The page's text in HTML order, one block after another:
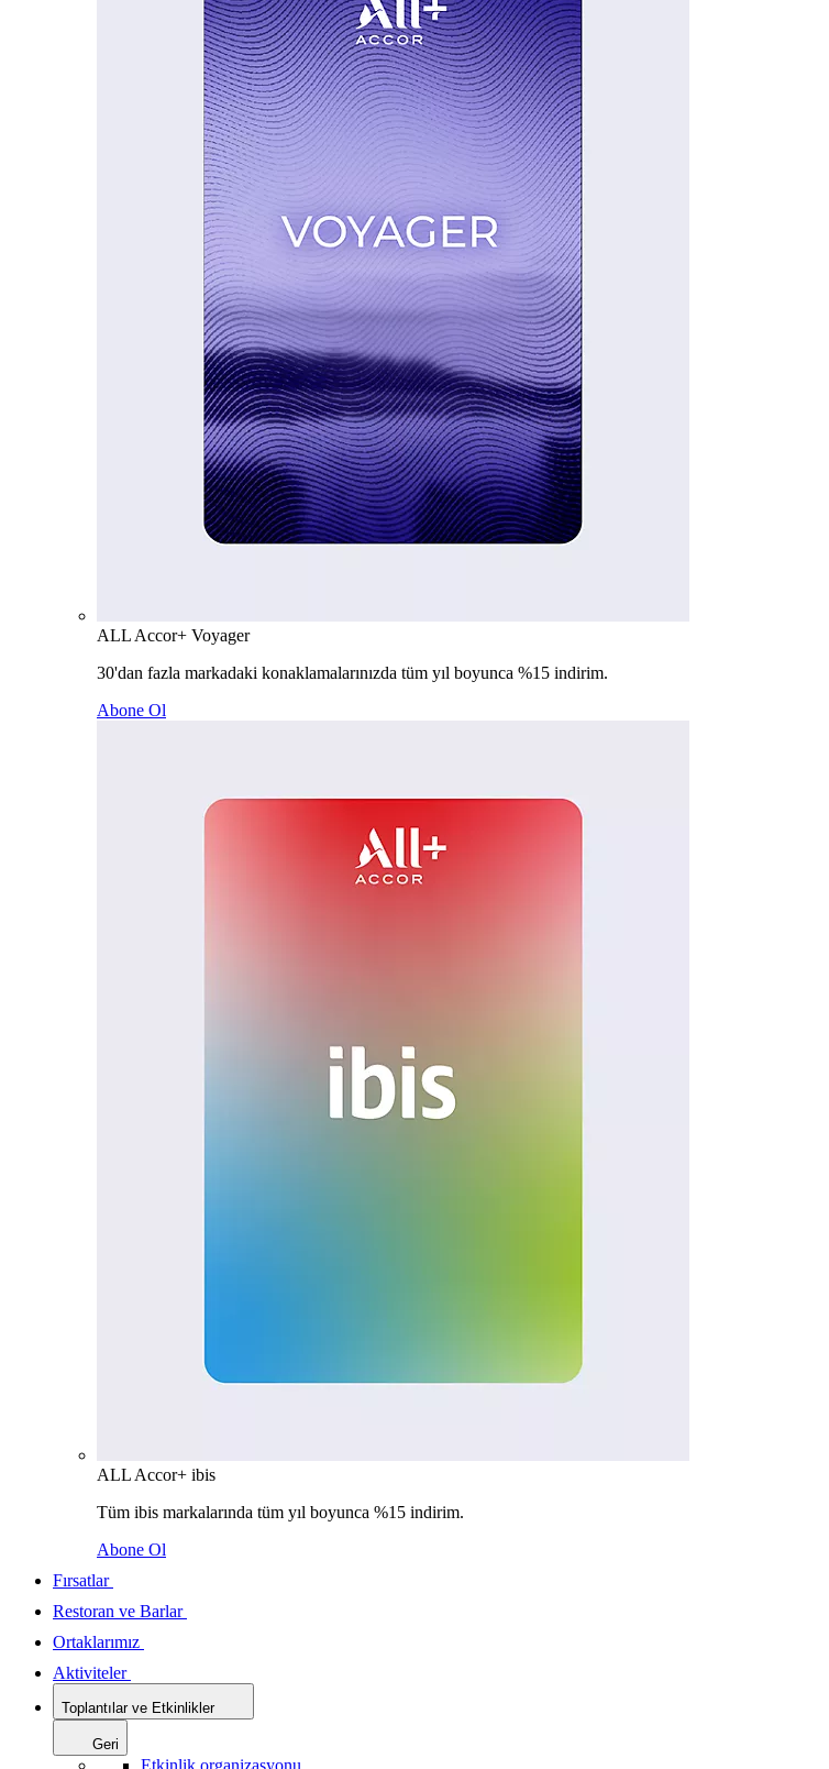
ALL Accor+ Voyager
30'dan fazla markadaki konaklamalarınızda tüm yıl boyunca %15 indirim.
Abone Ol
ALL Accor+ ibis
Tüm ibis markalarında tüm yıl boyunca %15 indirim.
Abone Ol
Fırsatlar
Restoran ve Barlar
Ortaklarımız
Aktiviteler
Toplantılar ve Etkinlikler
Geri
Etkinlik organizasyonu